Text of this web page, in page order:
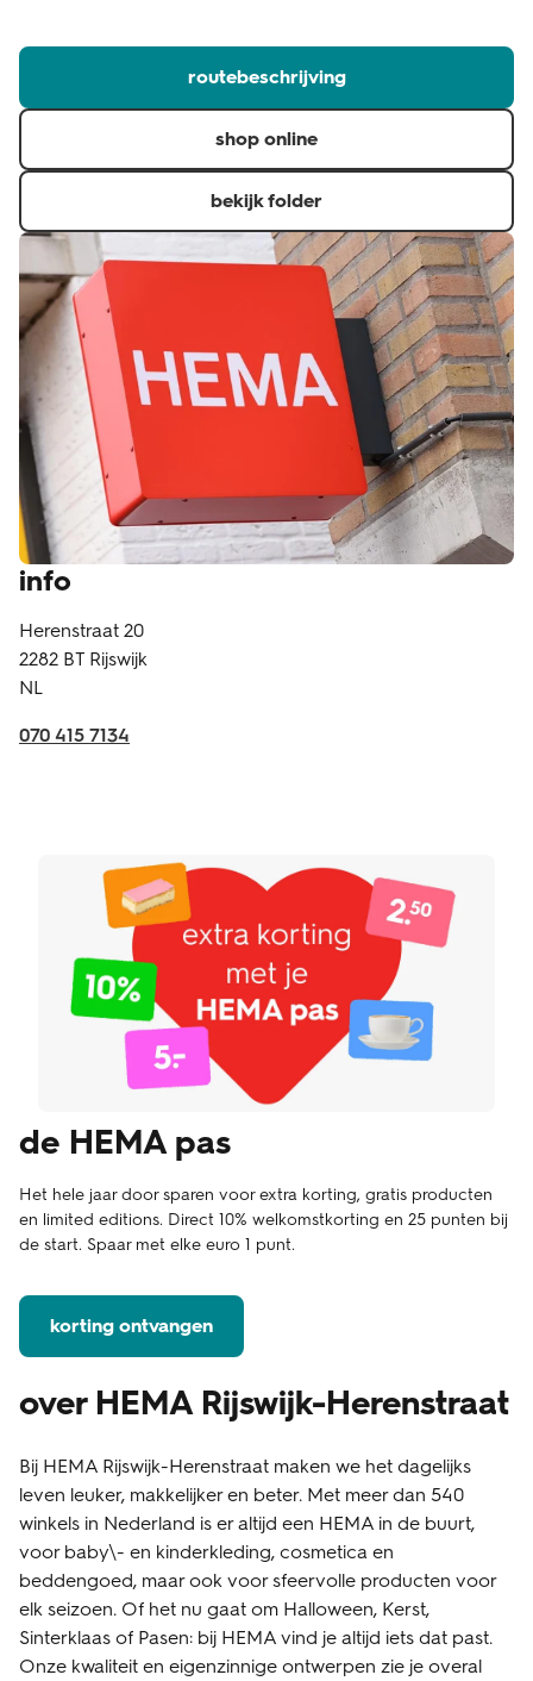
klantenservice
routebeschrijving
shop online
bekijk folder
info
Herenstraat 20
2282 BT Rijswijk
NL
070 415 7134
de HEMA pas
Het hele jaar door sparen voor extra korting, gratis producten
en limited editions. Direct 10% welkomstkorting en 25 punten bij
de start. Spaar met elke euro 1 punt.
korting ontvangen
over HEMA Rijswijk-Herenstraat
Bij HEMA Rijswijk-Herenstraat maken we het dagelijks
leven leuker, makkelijker en beter. Met meer dan 540
winkels in Nederland is er altijd een HEMA in de buurt,
voor baby\- en kinderkleding, cosmetica en
beddengoed, maar ook voor sfeervolle producten voor
elk seizoen. Of het nu gaat om Halloween, Kerst,
Sinterklaas of Pasen: bij HEMA vind je altijd iets dat past.
Onze kwaliteit en eigenzinnige ontwerpen zie je overal